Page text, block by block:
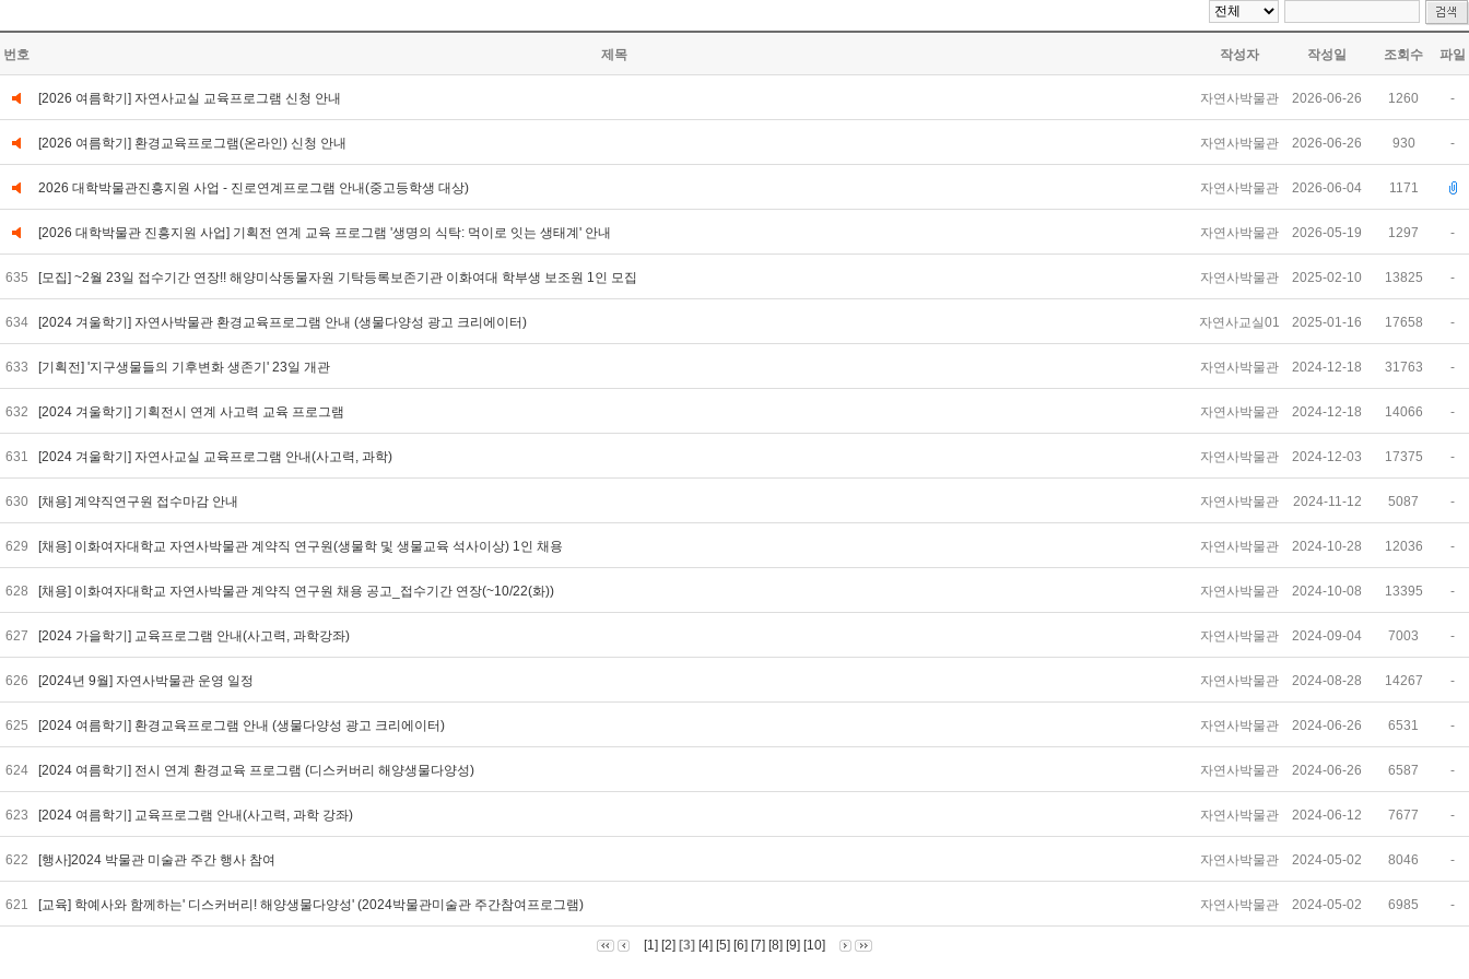
번호 제목 작성자 작성일 조회수 파일
[2026 여름학기] 자연사교실 교육프로그램 신청 안내 자연사박물관 2026-06-26 1260 -
[2026 여름학기] 환경교육프로그램(온라인) 신청 안내 자연사박물관 2026-06-26 930 -
2026 대학박물관진흥지원 사업 - 진로연계프로그램 안내(중고등학생 대상) 자연사박물관 2026-06-04 1171
[2026 대학박물관 진흥지원 사업] 기획전 연계 교육 프로그램 '생명의 식탁: 먹이로 잇는 생태계' 안내 자연사박물관 2026-05-19 1297 -
635 [모집] ~2월 23일 접수기간 연장!! 해양미삭동물자원 기탁등록보존기관 이화여대 학부생 보조원 1인 모집 자연사박물관 2025-02-10 13825 -
634 [2024 겨울학기] 자연사박물관 환경교육프로그램 안내 (생물다양성 광고 크리에이터) 자연사교실01 2025-01-16 17658 -
633 [기획전] '지구생물들의 기후변화 생존기' 23일 개관 자연사박물관 2024-12-18 31763 -
632 [2024 겨울학기] 기획전시 연계 사고력 교육 프로그램 자연사박물관 2024-12-18 14066 -
631 [2024 겨울학기] 자연사교실 교육프로그램 안내(사고력, 과학) 자연사박물관 2024-12-03 17375 -
630 [채용] 계약직연구원 접수마감 안내 자연사박물관 2024-11-12 5087 -
629 [채용] 이화여자대학교 자연사박물관 계약직 연구원(생물학 및 생물교육 석사이상) 1인 채용 자연사박물관 2024-10-28 12036 -
628 [채용] 이화여자대학교 자연사박물관 계약직 연구원 채용 공고_접수기간 연장(~10/22(화)) 자연사박물관 2024-10-08 13395 -
627 [2024 가을학기] 교육프로그램 안내(사고력, 과학강좌) 자연사박물관 2024-09-04 7003 -
626 [2024년 9월] 자연사박물관 운영 일정 자연사박물관 2024-08-28 14267 -
625 [2024 여름학기] 환경교육프로그램 안내 (생물다양성 광고 크리에이터) 자연사박물관 2024-06-26 6531 -
624 [2024 여름학기] 전시 연계 환경교육 프로그램 (디스커버리 해양생물다양성) 자연사박물관 2024-06-26 6587 -
623 [2024 여름학기] 교육프로그램 안내(사고력, 과학 강좌) 자연사박물관 2024-06-12 7677 -
622 [행사]2024 박물관 미술관 주간 행사 참여 자연사박물관 2024-05-02 8046 -
621 [교육] 학예사와 함께하는' 디스커버리! 해양생물다양성' (2024박물관미술관 주간참여프로그램) 자연사박물관 2024-05-02 6985 -
[1] [2] [3] [4] [5] [6] [7] [8] [9] [10]